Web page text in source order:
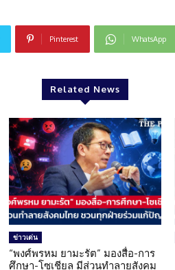
Pinterest WhatsApp
Related News
ข่าวเด่น
“พงศ์พรหม ยามะรัต” มองสื่อ-การ
ศึกษา-โซเชียล มีส่วนทำลายสังคม